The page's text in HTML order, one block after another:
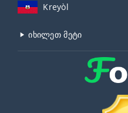
Kreyòl
იხილეთ მეტი